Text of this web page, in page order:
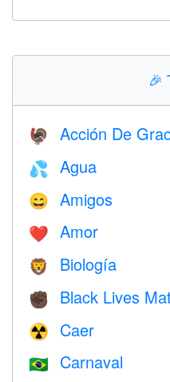
🎉
🦃 Acción De
💦 Agua
😄 Amigos
❤️️ Amor
🦁 Biología
✊🏿 Black Lives
☢️ Caer
🇧🇷 Carnaval